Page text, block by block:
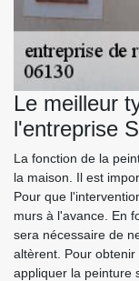
Le meilleur
l'entreprise
La fonction de la
la maison. Il est
Pour que
murs à l'avance. En
sera nécessaire de
altèrent. Pour
appliquer la peinture